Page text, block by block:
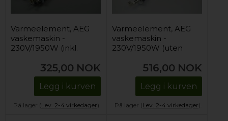
Varmeelement, AEG
vaskemaskin -
230V/1950W (inkl.
325,00 NOK
Legg i kurven
På lager (Lev. 2-4 virkedager).
Varmeelement, AEG
vaskemaskin -
230V/1950W (uten
516,00 NOK
Legg i kurven
På lager (Lev. 2-4 virkedager).